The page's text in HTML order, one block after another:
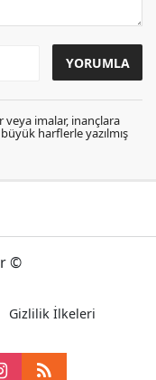
veya imalar, inançlara
harflerle yazılmış
©
Gizlilik İlkeleri